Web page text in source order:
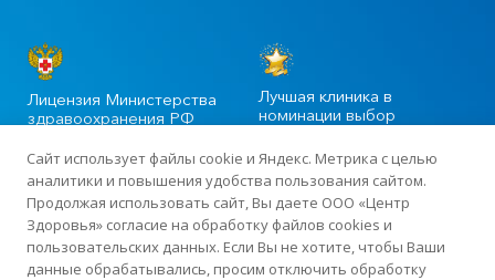
Лицензия Министерства
здравоохранения РФ
Лучшая клиника в
номинации выбор
©2020-2025 Официальный сайт сети многопрофильных клиник
«Центр Здоровья» в Москве
Сайт использует файлы cookie и Яндекс. Метрика с целью
аналитики и повышения удобства пользования сайтом.
Продолжая использовать сайт, Вы даете ООО «Центр
Здоровья» согласие на обработку файлов cookies и
пользовательских данных. Если Вы не хотите, чтобы Ваши
данные обрабатывались, просим отключить обработку